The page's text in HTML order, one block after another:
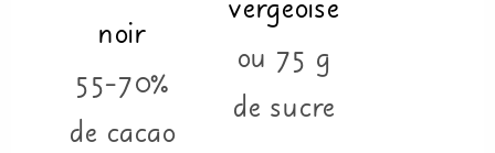
noir
55-70%
de cacao
vergeoise
ou 75 g
de sucre